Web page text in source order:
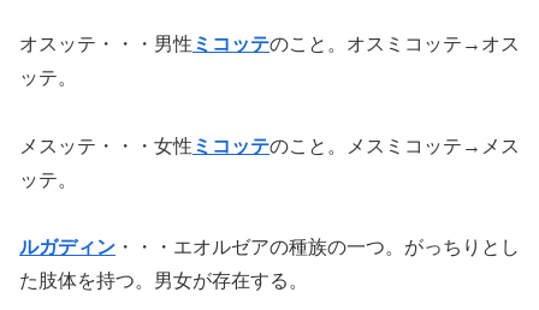
オスッテ・・・男性 ミコッテのこと。オスミコッテ→オス
ッテ。
メスッテ・・・女性 ミコッテのこと。メスミコッテ→メス
ッテ。
ルガディン ・・・エオルゼアの種族の一つ。がっちりとし
た肢体を持つ。男女が存在する。